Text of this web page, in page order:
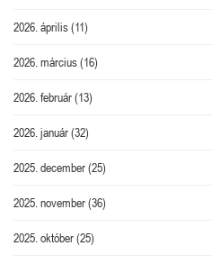
2026. április(11)
2026. március(16)
2026. február(13)
2026. január(32)
2025. december(25)
2025. november(36)
2025. október(25)